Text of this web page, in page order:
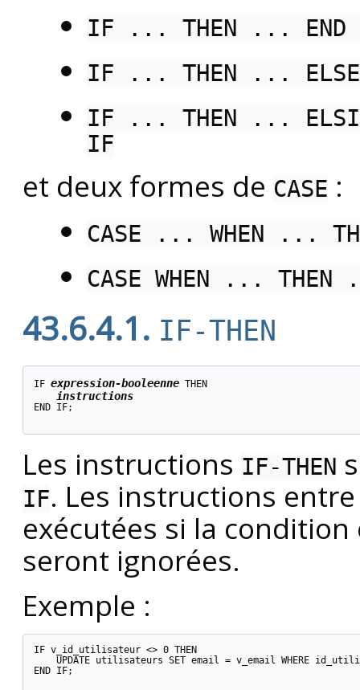
IF ... THEN ... END
IF ... THEN ...
IF ... THEN ...
IF
et deux formes de CASE :
CASE ... WHEN ...
CASE WHEN ...
43.6.4.1. IF-THEN
IF expression-booleenne THEN
instructions
END IF;
Les instructions IF-THEN
IF. Les instructions
exécutées si la
seront ignorées.
Exemple :
IF v_id_utilisateur <> 0 THEN
UPDATE utilisateurs SET email = v_email WHERE
END IF;